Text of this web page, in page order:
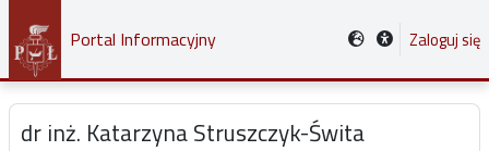
Przejdź do głównej zawartości
Portal Informacyjny Zaloguj się
dr inż. Katarzyna Struszczyk-Świta